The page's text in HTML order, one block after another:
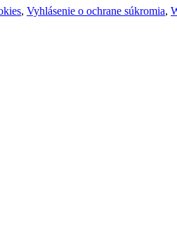
, Vyhlásenie o ochrane súkromia,